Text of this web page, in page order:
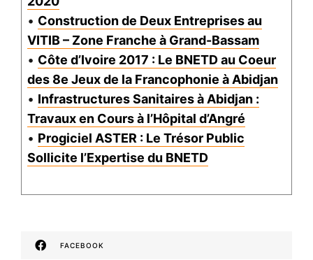
• Construction de Deux Entreprises au
VITIB – Zone Franche à Grand-Bassam
• Côte d’Ivoire 2017 : Le BNETD au Coeur
des 8e Jeux de la Francophonie à Abidjan
• Infrastructures Sanitaires à Abidjan :
Travaux en Cours à l’Hôpital d’Angré
• Progiciel ASTER : Le Trésor Public
Sollicite l’Expertise du BNETD
FACEBOOK